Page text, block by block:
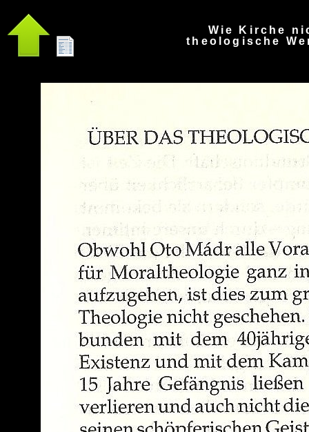
Wie Kirche
theologische